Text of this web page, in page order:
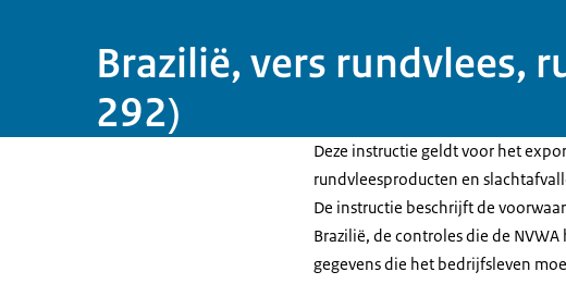
Brazilië, vers rundvlees,
292)
Deze instructie geldt voor het
rundvleesproducten en
De instructie beschrijft de
Brazilië, de controles die de
gegevens die het bedrijfsleven